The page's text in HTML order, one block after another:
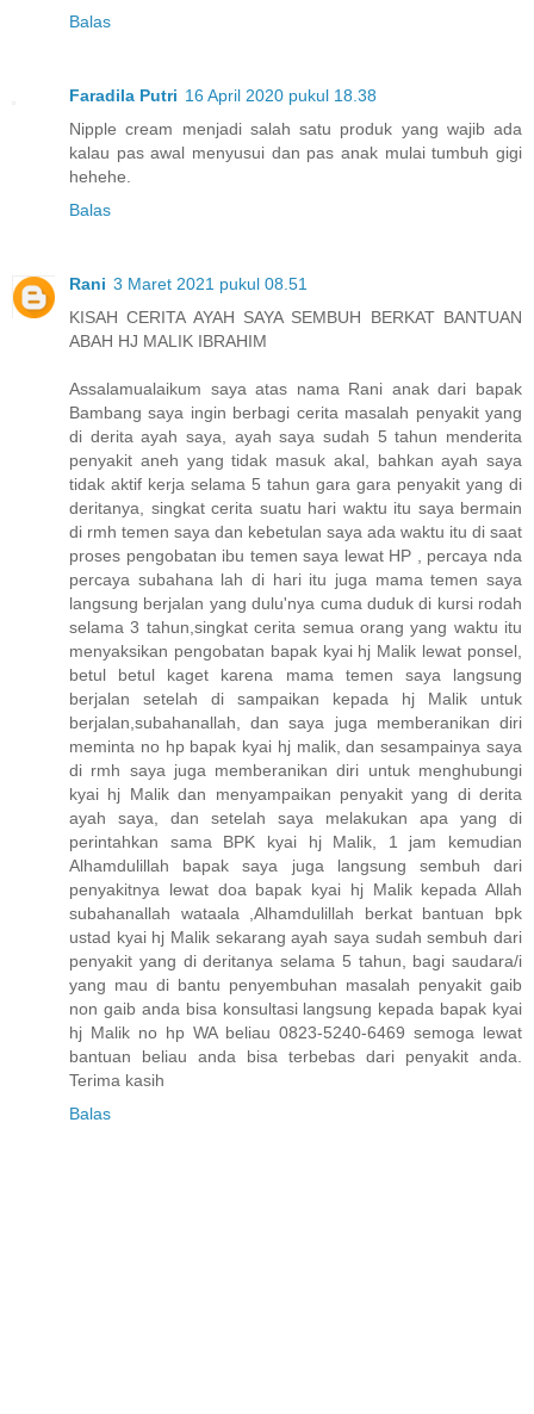
Balas
Faradila Putri 16 April 2020 pukul 18.38
Nipple cream menjadi salah satu produk yang wajib ada
kalau pas awal menyusui dan pas anak mulai tumbuh gigi
hehehe.
Balas
Rani 3 Maret 2021 pukul 08.51
KISAH CERITA AYAH SAYA SEMBUH BERKAT BANTUAN
ABAH HJ MALIK IBRAHIM
Assalamualaikum saya atas nama Rani anak dari bapak
Bambang saya ingin berbagi cerita masalah penyakit yang
di derita ayah saya, ayah saya sudah 5 tahun menderita
penyakit aneh yang tidak masuk akal, bahkan ayah saya
tidak aktif kerja selama 5 tahun gara gara penyakit yang di
deritanya, singkat cerita suatu hari waktu itu saya bermain
di rmh temen saya dan kebetulan saya ada waktu itu di saat
proses pengobatan ibu temen saya lewat HP , percaya nda
percaya subahana lah di hari itu juga mama temen saya
langsung berjalan yang dulu'nya cuma duduk di kursi rodah
selama 3 tahun,singkat cerita semua orang yang waktu itu
menyaksikan pengobatan bapak kyai hj Malik lewat ponsel,
betul betul kaget karena mama temen saya langsung
berjalan setelah di sampaikan kepada hj Malik untuk
berjalan,subahanallah, dan saya juga memberanikan diri
meminta no hp bapak kyai hj malik, dan sesampainya saya
di rmh saya juga memberanikan diri untuk menghubungi
kyai hj Malik dan menyampaikan penyakit yang di derita
ayah saya, dan setelah saya melakukan apa yang di
perintahkan sama BPK kyai hj Malik, 1 jam kemudian
Alhamdulillah bapak saya juga langsung sembuh dari
penyakitnya lewat doa bapak kyai hj Malik kepada Allah
subahanallah wataala ,Alhamdulillah berkat bantuan bpk
ustad kyai hj Malik sekarang ayah saya sudah sembuh dari
penyakit yang di deritanya selama 5 tahun, bagi saudara/i
yang mau di bantu penyembuhan masalah penyakit gaib
non gaib anda bisa konsultasi langsung kepada bapak kyai
hj Malik no hp WA beliau 0823-5240-6469 semoga lewat
bantuan beliau anda bisa terbebas dari penyakit anda.
Terima kasih
Balas